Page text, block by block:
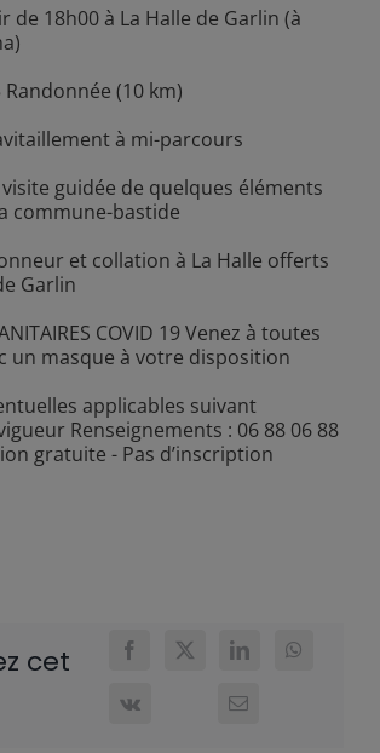
de 18h00 à La Halle de Garlin (à
Randonnée (10 km)
à mi-parcours
guidée de quelques éléments
commune-bastide
et collation à La Halle offerts
Garlin
COVID 19 Venez à toutes
un masque à votre disposition
applicables suivant
Renseignements : 06 88 06 88
gratuite - Pas d’inscription
cet